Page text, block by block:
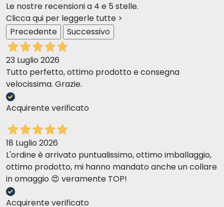
Le nostre recensioni a 4 e 5 stelle.
Clicca qui per leggerle tutte >
Precedente
Successivo
23 Luglio 2026
Tutto perfetto, ottimo prodotto e consegna
velocissima. Grazie.
Acquirente verificato
18 Luglio 2026
L'ordine è arrivato puntualissimo, ottimo imballaggio,
ottimo prodotto, mi hanno mandato anche un collare
in omaggio 😍 veramente TOP!
Acquirente verificato